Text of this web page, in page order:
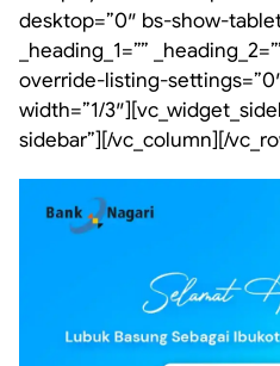
desktop=”0″ bs-show-
_heading_1=””
override-listing-
width=”1/
sidebar”][/vc_column][/